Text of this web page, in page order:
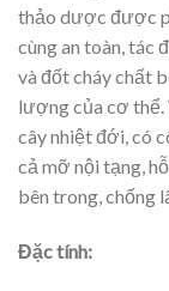
thảo dược được
cùng an toàn, tác
và đốt cháy chất
lượng của cơ
cây nhiệt đới, có
cả mỡ nội tạng,
bên trong, chống
Đặc tính: